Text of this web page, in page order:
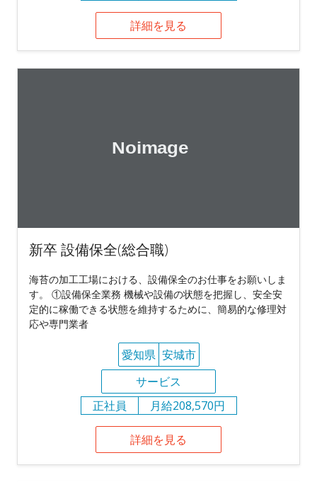
詳細を見る
新卒 設備保全(総合職)
海苔の加工工場における、設備保全のお仕事をお願いしま
す。 ①設備保全業務 機械や設備の状態を把握し、安全安
定的に稼働できる状態を維持するために、簡易的な修理対
応や専門業者
愛知県 安城市
サービス
正社員
月給208,570円
詳細を見る